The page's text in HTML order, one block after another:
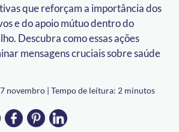
que reforçam a importância dos
e do apoio mútuo dentro do
Descubra como essas ações
mensagens cruciais sobre saúde
novembro | Tempo de leitura: 2 minutos